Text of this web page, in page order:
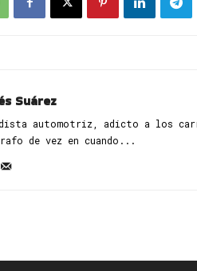
Suárez
automotriz, adicto a los
de vez en cuando...